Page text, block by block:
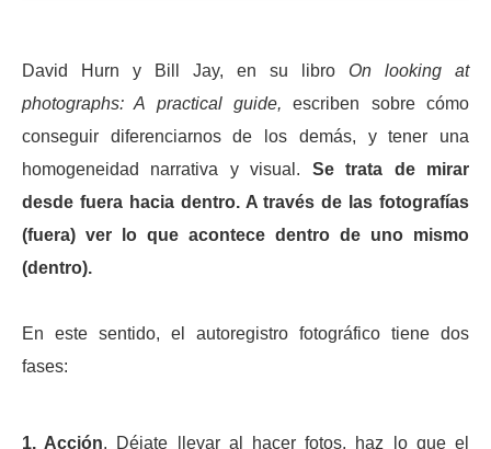
David Hurn y Bill Jay, en su libro On looking at
photographs: A practical guide, escriben sobre cómo
conseguir diferenciarnos de los demás, y tener una
homogeneidad narrativa y visual. Se trata de mirar
desde fuera hacia dentro. A través de las fotografías
(fuera) ver lo que acontece dentro de uno mismo
(dentro).
En este sentido, el autoregistro fotográfico tiene dos
fases:
1. Acción. Déjate llevar al hacer fotos, haz lo que el